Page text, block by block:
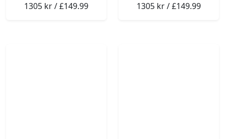
1305 kr / £149.99
1305 kr / £149.99